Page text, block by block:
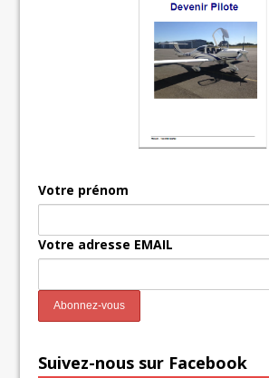
Votre prénom
Votre adresse EMAIL
Suivez-nous sur Facebook